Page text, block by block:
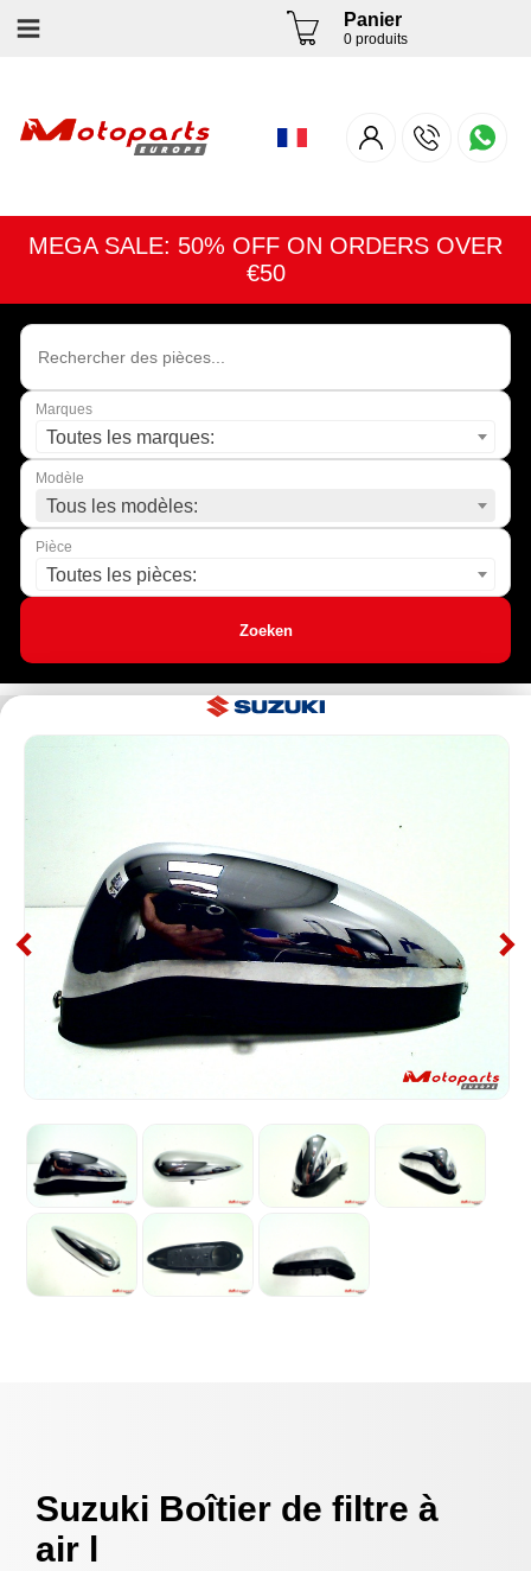
Panier
0 produits
MEGA SALE: 50% OFF ON ORDERS OVER
€50
Marques
Toutes les marques:
Modèle
Tous les modèles:
Pièce
Toutes les pièces:
Zoeken
Suzuki Boîtier de filtre à
air l